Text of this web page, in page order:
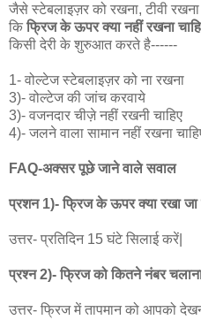
जैसे स्टेबलाइज़र को रखना, टीवी
किफ्रिज के ऊपर क्या नहीं रखना
किसी देरी के शुरुआत करते है------
1- वोल्टेज स्टेबलाइज़र को ना रखना
3)- वोल्टेज की जांच करवाये
3)- वजनदार चीज़े नहीं रखनी चाहिए
4)- जलने वाला सामान नहीं रखना
FAQ-अक्सर पूछे जाने वाले सवाल
प्रशन 1)- फ्रिज के ऊपर क्या रखा
उत्तर- प्रतिदिन 15 घंटे सिलाई करें|
प्रश्न 2)- फ्रिज को कितने नंबर
उत्तर- फ्रिज में तापमान को आपको